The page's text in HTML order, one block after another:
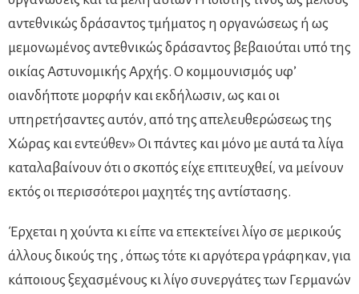
αντεθνικώς δράσαντος τμήματος η οργανώσεως ή ως
μεμονωμένος αντεθνικώς δράσαντος βεβαιούται υπό της
οικίας Αστυνομικής Αρχής. Ο κομμουνισμός υφ’
οιανδήποτε μορφήν και εκδήλωσιν, ως και οι
υπηρετήσαντες αυτόν, από της απελευθερώσεως της
Χώρας και εντεύθεν» Οι πάντες και μόνο με αυτά τα λίγα
καταλαβαίνουν ότι ο σκοπός είχε επιτευχθεί, να μείνουν
εκτός οι περισσότεροι μαχητές της αντίστασης.
Έρχεται η χούντα κι είπε να επεκτείνει λίγο σε μερικούς
άλλους δικούς της , όπως τότε κι αργότερα γράφηκαν, για
κάποιους ξεχασμένους κι λίγο συνεργάτες των Γερμανών